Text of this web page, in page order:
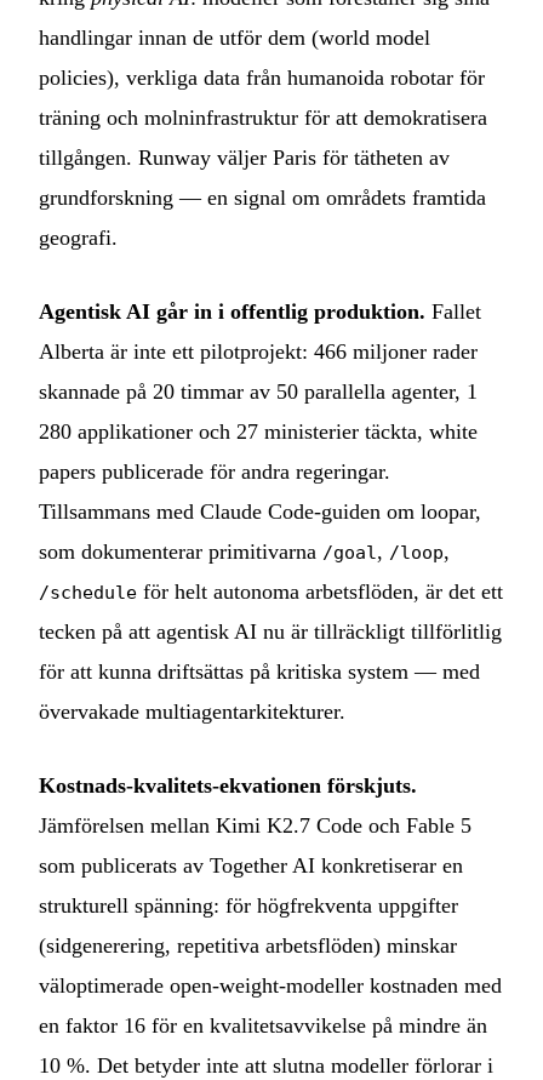
handlingar innan de utför dem (world model
policies), verkliga data från humanoida robotar för
träning och molninfrastruktur för att demokratisera
tillgången. Runway väljer Paris för tätheten av
grundforskning — en signal om områdets framtida
geografi.
Agentisk AI går in i offentlig produktion. Fallet
Alberta är inte ett pilotprojekt: 466 miljoner rader
skannade på 20 timmar av 50 parallella agenter, 1
280 applikationer och 27 ministerier täckta, white
papers publicerade för andra regeringar.
Tillsammans med Claude Code-guiden om loopar,
som dokumenterar primitivarna /goal , /loop,
/schedule för helt autonoma arbetsflöden, är det ett
tecken på att agentisk AI nu är tillräckligt tillförlitlig
för att kunna driftsättas på kritiska system — med
övervakade multiagentarkitekturer.
Kostnads-kvalitets-ekvationen förskjuts.
Jämförelsen mellan Kimi K2.7 Code och Fable 5
som publicerats av Together AI konkretiserar en
strukturell spänning: för högfrekventa uppgifter
(sidgenerering, repetitiva arbetsflöden) minskar
väloptimerade open-weight-modeller kostnaden med
en faktor 16 för en kvalitetsavvikelse på mindre än
10 %. Det betyder inte att slutna modeller förlorar i